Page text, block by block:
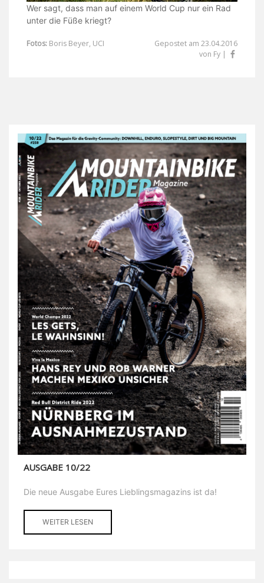
Wer sagt, dass man auf einem World Cup nur ein Rad
unter die Füße kriegt?
Fotos: Boris Beyer, UCI
Gepostet am 23.04.2016
von Fy |
AUSGABE 10/22
Die neue Ausgabe Eures Lieblingsmagazins ist da!
WEITER LESEN